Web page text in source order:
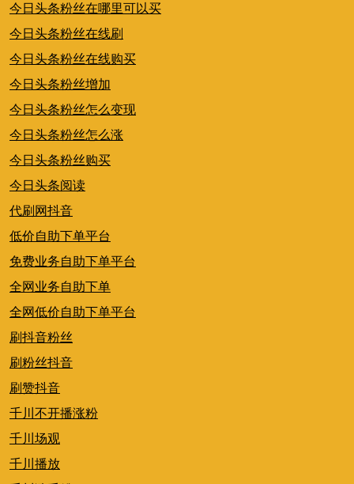
今日头条粉丝在哪里可以买
今日头条粉丝在线刷
今日头条粉丝在线购买
今日头条粉丝增加
今日头条粉丝怎么变现
今日头条粉丝怎么涨
今日头条粉丝购买
今日头条阅读
代刷网抖音
低价自助下单平台
免费业务自助下单平台
全网业务自助下单
全网低价自助下单平台
刷抖音粉丝
刷粉丝抖音
刷赞抖音
千川不开播涨粉
千川场观
千川播放